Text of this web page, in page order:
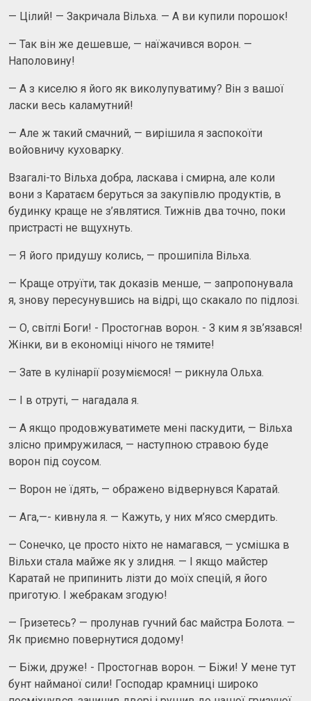
— Цілий! — Закричала Вільха. — А ви купили порошок!
— Так він же дешевше, — наїжачився ворон. —
Наполовину!
— А з киселю я його як виколупуватиму? Він з вашої
ласки весь каламутний!
— Але ж такий смачний, — вирішила я заспокоїти
войовничу куховарку.
Взагалі-то Вільха добра, ласкава і смирна, але коли
вони з Каратаєм беруться за закупівлю продуктів, в
будинку краще не з’являтися. Тижнів два точно, поки
пристрасті не вщухнуть.
— Я його придушу колись, — прошипіла Вільха.
— Краще отруїти, так доказів менше, — запропонувала
я, знову пересунувшись на відрі, що скакало по підлозі.
— О, світлі Боги! - Простогнав ворон. - З ким я зв’язався!
Жінки, ви в економіці нічого не тямите!
— Зате в кулінарії розуміємося! — рикнула Ольха.
— І в отруті, — нагадала я.
— А якщо продовжуватимете мені паскудити, — Вільха
злісно примружилася, — наступною стравою буде
ворон під соусом.
— Ворон не їдять, — ображено відвернувся Каратай.
— Ага,—- кивнула я. — Кажуть, у них м’ясо смердить.
— Сонечко, це просто ніхто не намагався, — усмішка в
Вільхи стала майже як у злидня. — І якщо майстер
Каратай не припинить лізти до моїх спецій, я його
приготую. І жебракам згодую!
— Гризетесь? — пролунав гучний бас майстра Болота. —
Як приємно повернутися додому!
— Біжи, друже! - Простогнав ворон. — Біжи! У мене тут
бунт найманої сили! Господар крамниці широко